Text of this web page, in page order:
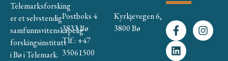
Telemarksforsking
er et selvstendig
samfunnsvitenskapelig
forskingsinstitutt
i Bø i Telemark.
Postboks 4
3833 Bø
Tlf.: +47
35061500
Kyrkjevegen 6,
3800 Bø